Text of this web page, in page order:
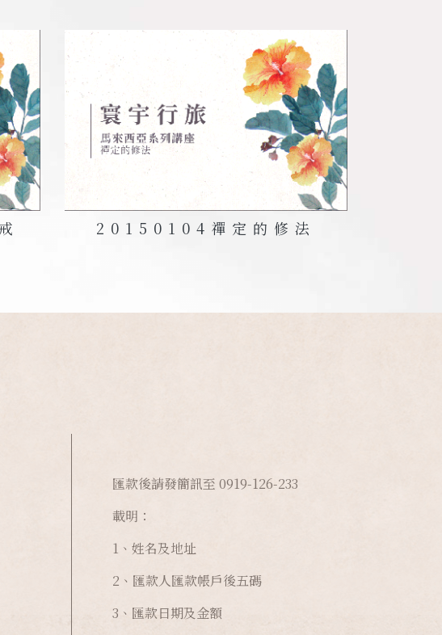
20150104 禪定的修法
匯款後請發簡訊至 0919-126-233
載明：
1、姓名及地址
2、匯款人匯款帳戶後五碼
3、匯款日期及金額